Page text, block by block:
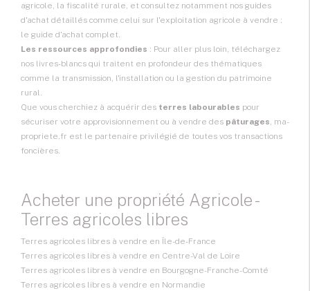
agricole, la fiscalité rurale, et consultez notamment nos guides
d'achat détaillés comme celui sur l'exploitation agricole à vendre :
le guide d'achat complet.
Les ressources approfondies : Pour aller plus loin, téléchargez
nos livres-blancs qui traitent en profondeur des thématiques
comme la transmission, l'installation ou la gestion du patrimoine
rural.
Que vous cherchiez à acquérir des terres labourables pour
sécuriser votre approvisionnement ou à vendre des pâturages, ma-
propriete.fr est le partenaire privilégié de toutes vos transactions
foncières.
Acheter une propriété Agricole -
Terres agricoles libres
Terres agricoles libres à vendre en Île-de-France
Terres agricoles libres à vendre en Centre-Val de Loire
Terres agricoles libres à vendre en Bourgogne-Franche-Comté
Terres agricoles libres à vendre en Normandie